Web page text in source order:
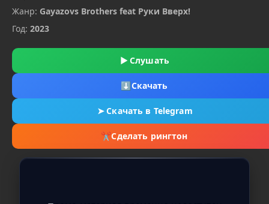
Жанр: Gayazovs Brothers feat Руки Вверх!
Год: 2023
▶ Слушать
⬇Скачать
➤Скачать в Telegram
✂Сделать рингтон